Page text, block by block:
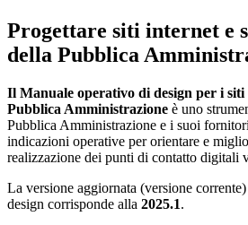
Progettare siti internet e
della Pubblica
Il Manuale operativo di design per i
Pubblica Amministrazione è uno
Pubblica Amministrazione e i suoi
indicazioni operative per orientare e
realizzazione dei punti di contatto digitali
La versione aggiornata (versione
design corrisponde alla 2025.1.